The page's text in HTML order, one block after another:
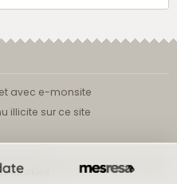
avec e-monsite
illicite sur ce site
cookies